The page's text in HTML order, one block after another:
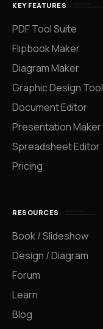
KEY FEATURES
PDF Tool Suite
Flipbook Maker
Diagram Maker
Graphic Design Tool
Document Editor
Presentation Maker
Spreadsheet Editor
Pricing
RESOURCES
Book / Slideshow
Design / Diagram
Forum
Learn
Blog